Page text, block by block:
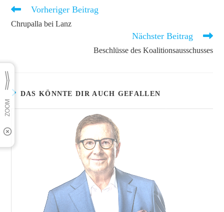
Weitere
ansehen
Vorheriger Beitrag
Chrupalla bei Lanz
Nächster Beitrag
Beschlüsse des Koalitionsausschusses
DAS KÖNNTE DIR AUCH GEFALLEN